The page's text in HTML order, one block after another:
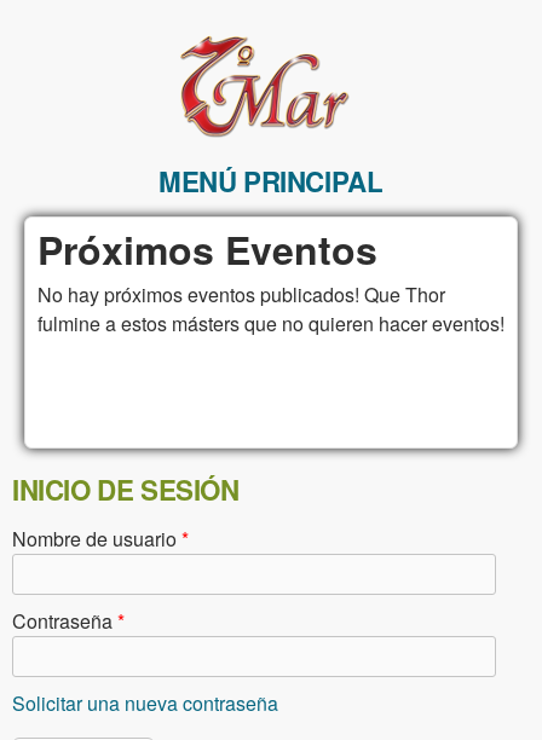
ReV7Mar
MENÚ PRINCIPAL
Próximos Eventos
No hay próximos eventos publicados! Que Thor
fulmine a estos másters que no quieren hacer eventos!
INICIO DE SESIÓN
Nombre de usuario*
Contraseña*
Solicitar una nueva contraseña